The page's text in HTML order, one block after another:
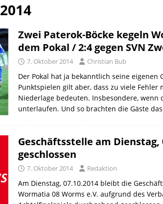
Zwei Paterok-Böcke kegeln
dem Pokal / 2:4 gegen SVN
7. Oktober 2014 Christian Bub
Der Pokal hat ja bekanntlich seine eigenen
Punktspielen gilt aber, dass zu viele Fehler
Niederlage bedeuten. Insbesondere, wenn
unterlaufen. Und so brachten die Gäste
Geschäftsstelle am Dienstag,
geschlossen
7. Oktober 2014 Redaktion
Am Dienstag, 07.10.2014 bleibt die
Wormatia 08 Worms e.V. aufgrund des